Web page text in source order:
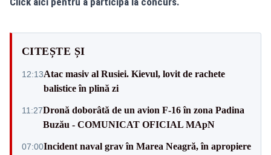
CITEȘTE ȘI
12:13Atac masiv al Rusiei. Kievul, lovit de rachete
balistice în plină zi
11:27Dronă doborâtă de un avion F‑16 în zona Padina
Buzău - COMUNICAT OFICIAL MApN
07:00Incident naval grav în Marea Neagră, în apropiere